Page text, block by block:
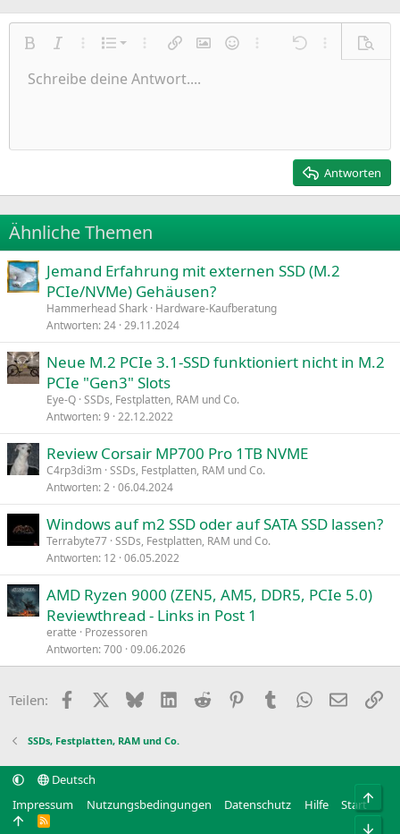
Fett KursivWeitere Einstellungen…
Liste
Nummerierte Liste
Ungeordnete Liste
Weitere Einstellungen…
Link einfügen
Bild einfügen
SmileysWeitere Einstellungen…
Rückgängig
Weitere
Schriftgröße
9
22
26
TextfarbeSchriftfamilie
Arial
Times New Roman
Trebuchet MS
Verdana
Durchgestrichen
Unterstrichen
Inline-Code
AusrichtungLinksbündig
Paragraph format
Normal
Heading 2
ZitatMedienTabelle einfügen
Insert horizontal line
SpoilerCode
Wiederholen
BBCode umschalten
Formatierung entfernen
EntwürfeEntwurf speichern
Schreibe deine Antwort....
Antworten
Ähnliche Themen
Jemand Erfahrung mit externen SSD (M.2
PCIe/NVMe) Gehäusen?
Hammerhead Shark Hardware-Kaufberatung
Antworten 24 29.11.2024
Neue M.2 PCIe 3.1-SSD funktioniert nicht in M.2
PCIe "Gen3" Slots
Eye-Q SSDs, Festplatten, RAM und Co.
Antworten 9 22.12.2022
Review Corsair MP700 Pro 1TB NVME
C4rp3di3m SSDs, Festplatten, RAM und Co.
Antworten 2 06.04.2024
Windows auf m2 SSD oder auf SATA SSD lassen?
Terrabyte77 SSDs, Festplatten, RAM und Co.
Antworten 12 06.05.2022
AMD Ryzen 9000 (ZEN5, AM5, DDR5, PCIe 5.0)
Reviewthread - Links in Post 1
eratte
Prozessoren
Antworten 700 09.06.2026
Teilen: Facebook BlueskyLinkedIn
Reddit PinterestTumblr WhatsApp
E-Mail
SSDs, Festplatten, RAM und Co.
Deutsch
Impressum
Nutzungsbedingungen Datenschutz Hilfe Start
R